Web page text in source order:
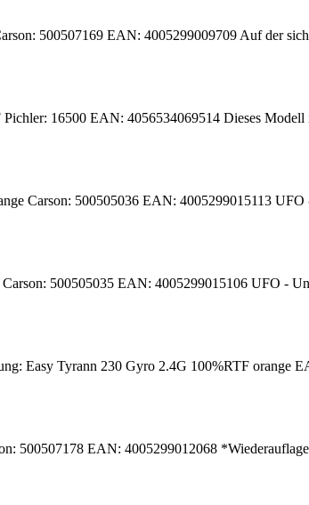
500507169 EAN: 4005299009709 Auf der
16500 EAN: 4056534069514 Dieses Modell
Carson: 500505036 EAN: 4005299015113
500505035 EAN: 4005299015106 UFO -
Easy Tyrann 230 Gyro 2.4G 100%RTF orange
500507178 EAN: 4005299012068